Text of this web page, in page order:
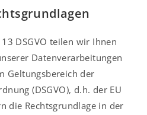
DSGVO teilen wir Ihnen
Datenverarbeitungen
Geltungsbereich der
(DSGVO), d.h. der EU
die Rechtsgrundlage in der